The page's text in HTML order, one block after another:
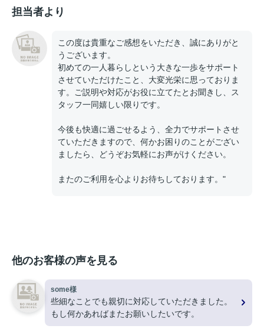
担当者より
この度は貴重なご感想をいただき、誠にありがと
うございます。
初めての一人暮らしという大きな一歩をサポート
させていただけたこと、大変光栄に思っておりま
す。ご説明や対応がお役に立てたとお聞きし、ス
タッフ一同嬉しい限りです。
今後も快適に過ごせるよう、全力でサポートさせ
ていただきますので、何かお困りのことがござい
ましたら、どうぞお気軽にお声がけください。
またのご利用を心よりお待ちしております。"
他のお客様の声を見る
some様
些細なことでも親切に対応していただきました。
もし何かあればまたお願いしたいです。